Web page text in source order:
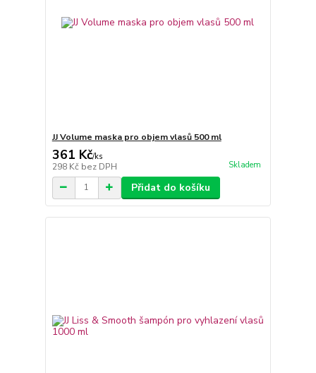
JJ Volume maska pro objem vlasů 500 ml
361 Kč/ks
298 Kč bez DPH Skladem
Přidat do košíku